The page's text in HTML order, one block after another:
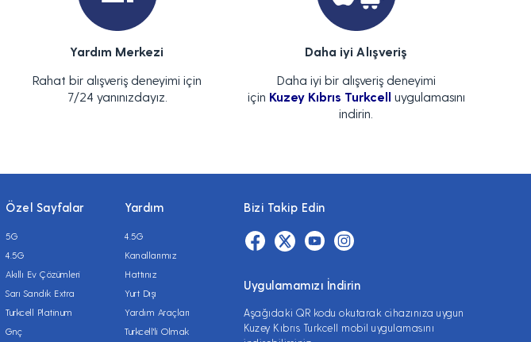
Yardım Merkezi
Rahat bir alışveriş deneyimi için
7/24 yanınızdayız.
Daha iyi Alışveriş
Daha iyi bir alışveriş deneyimi
için Kuzey Kıbrıs Turkcell uygulamasını
indirin.
Özel Sayfalar
5G
4.5G
Akıllı Ev Çözümleri
Sarı Sandık Extra
Turkcell Platinum
Gnç
Yardım
4.5G
Kanallarımız
Hattınız
Yurt Dışı
Yardım Araçları
Turkcell'li Olmak
Bizi Takip Edin
Uygulamamızı İndirin
Aşağıdaki QR kodu okutarak cihazınıza uygun
Kuzey Kıbrıs Turkcell mobil uygulamasını